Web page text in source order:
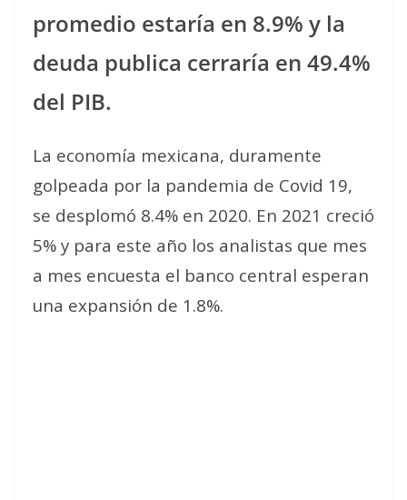
promedio estaría en 8.9% y la
deuda publica cerraría en 49.4%
del PIB.
La economía mexicana, duramente
golpeada por la pandemia de Covid 19,
se desplomó 8.4% en 2020. En 2021 creció
5% y para este año los analistas que mes
a mes encuesta el banco central esperan
una expansión de 1.8%.